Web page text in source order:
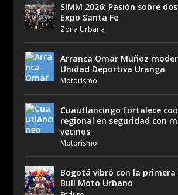
SIMM 2026: Pasión sobre
Expo Santa Fe
Zona Urbana
Arranca Omar Muñoz
Unidad Deportiva Uranga
Motorismo
Cuautlancingo fortalece
regional en seguridad con
vecinos
Motorismo
Bogotá vibró con la primera
Bull Moto Urbano